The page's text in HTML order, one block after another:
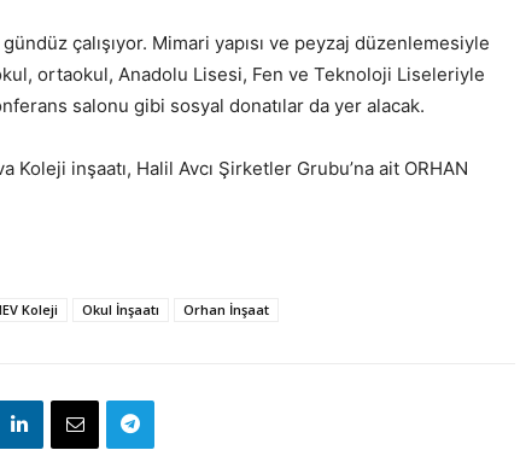
çalışıyor. Mimari yapısı ve peyzaj düzenlemesiyle
ortaokul, Anadolu Lisesi, Fen ve Teknoloji Liseleriyle
salonu gibi sosyal donatılar da yer alacak.
inşaatı, Halil Avcı Şirketler Grubu’na ait ORHAN
Koleji Okul İnşaatı Orhan İnşaat